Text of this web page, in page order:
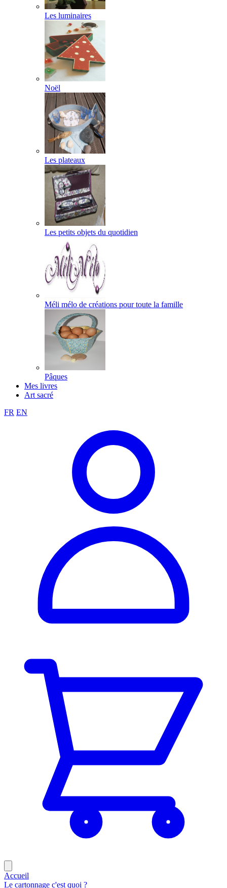
Les luminaires
Noël
Les plateaux
Les petits objets du quotidien
Méli mélo de créations pour toute la famille
Pâques
Mes livres
Art sacré
FR EN
Accueil
Le cartonnage c'est quoi ?